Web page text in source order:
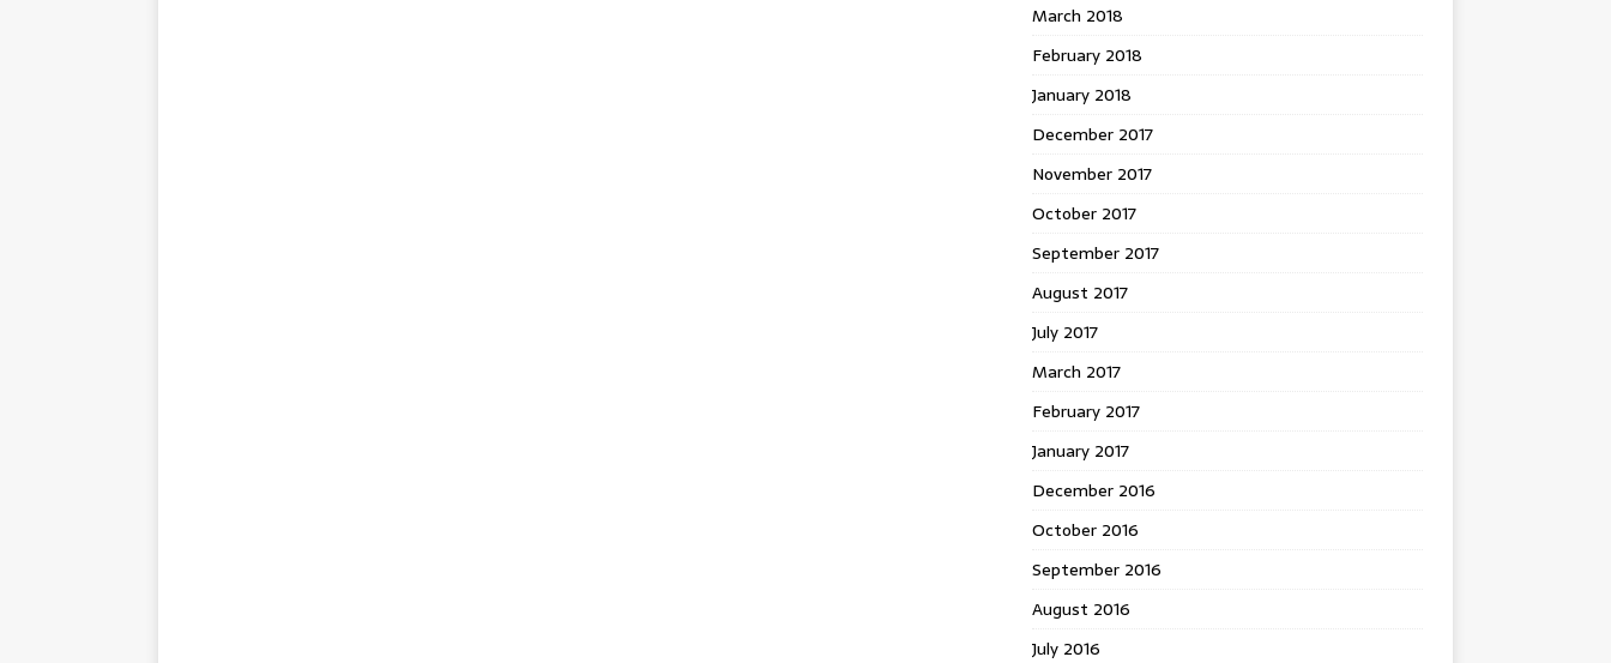
March 2018
February 2018
January 2018
December 2017
November 2017
October 2017
September 2017
August 2017
July 2017
March 2017
February 2017
January 2017
December 2016
October 2016
September 2016
August 2016
July 2016